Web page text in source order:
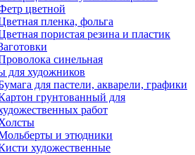
цветной
пленка, фольга
пористая резина и пластик
синельная
для художников
для пастели, акварели, графики
грунтованный для
работ
и этюдники
художественные